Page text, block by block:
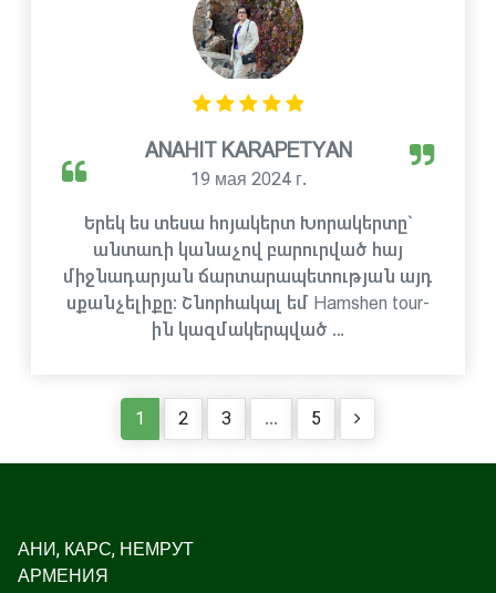
ANAHIT KARAPETYAN
19 мая 2024 г.
Երեկ ես տեսա հոյակերտ Խորակերտը`
անտառի կանաչով բարուրված հայ
միջնադարյան ճարտարապետության այդ
սքանչելիքը։ Շնորհակալ եմ Hamshen tour-
ին կազմակերպված …
1 2 3 ... 5
АНИ, КАРС, НЕМРУТ
АРМЕНИЯ